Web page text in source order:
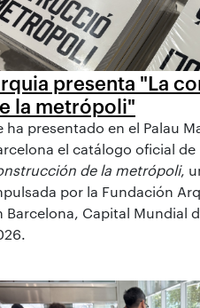
presenta "La
la metrópoli"
ha presentado en el Palau
el catálogo oficial
de la metrópoli,
por la Fundación
Barcelona, Capital Mundial